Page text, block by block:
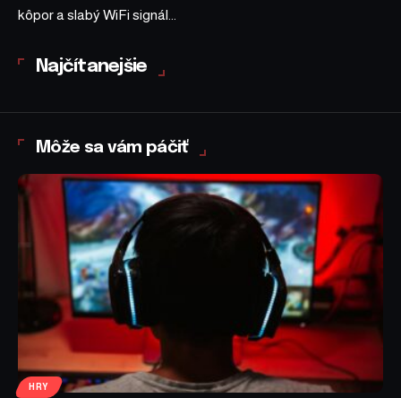
kôpor a slabý WiFi signál...
Najčítanejšie
Môže sa vám páčiť
HRY